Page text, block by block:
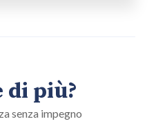
di più?
senza impegno